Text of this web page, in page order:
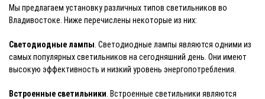
Мы предлагаем установку различных типов светильников во
Владивостоке. Ниже перечислены некоторые из них:
Светодиодные лампы . Светодиодные лампы являются одними из
самых популярных светильников на сегодняшний день. Они имеют
высокую эффективность и низкий уровень энергопотребления.
Встроенные светильники . Встроенные светильники являются